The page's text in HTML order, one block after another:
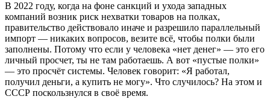
В 2022 году, когда на фоне санкций и ухода западных
компаний возник риск нехватки товаров на полках,
правительство действовало иначе и разрешило параллельный
импорт — никаких вопросов, везите всё, чтобы полки были
заполнены. Потому что если у человека «нет денег» — это его
личный просчет, ты не там работаешь. А вот «пустые полки»
— это просчёт системы. Человек говорит: «Я работал,
получил деньги, а купить не могу». Что случилось? На этом и
СССР поскользнулся в своё время.